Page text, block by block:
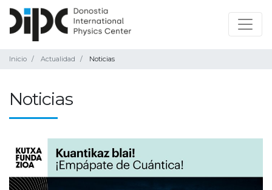
Inicio Actualidad Noticias
Noticias